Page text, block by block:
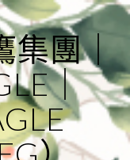
集團｜
｜